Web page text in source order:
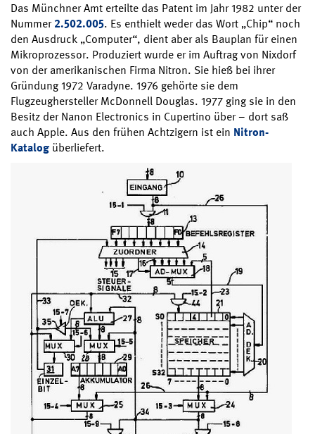
Das Münchner Amt erteilte das Patent im Jahr 1982 unter der
Nummer2.502.005. Es enthielt weder das Wort „Chip“ noch
den Ausdruck „Computer“, dient aber als Bauplan für einen
Mikroprozessor. Produziert wurde er im Auftrag von Nixdorf
von der amerikanischen Firma Nitron. Sie hieß bei ihrer
Gründung 1972 Varadyne. 1976 gehörte sie dem
Flugzeughersteller McDonnell Douglas. 1977 ging sie in den
Besitz der Nanon Electronics in Cupertino über – dort saß
auch Apple. Aus den frühen Achtzigern ist ein Nitron-
Katalogüberliefert.